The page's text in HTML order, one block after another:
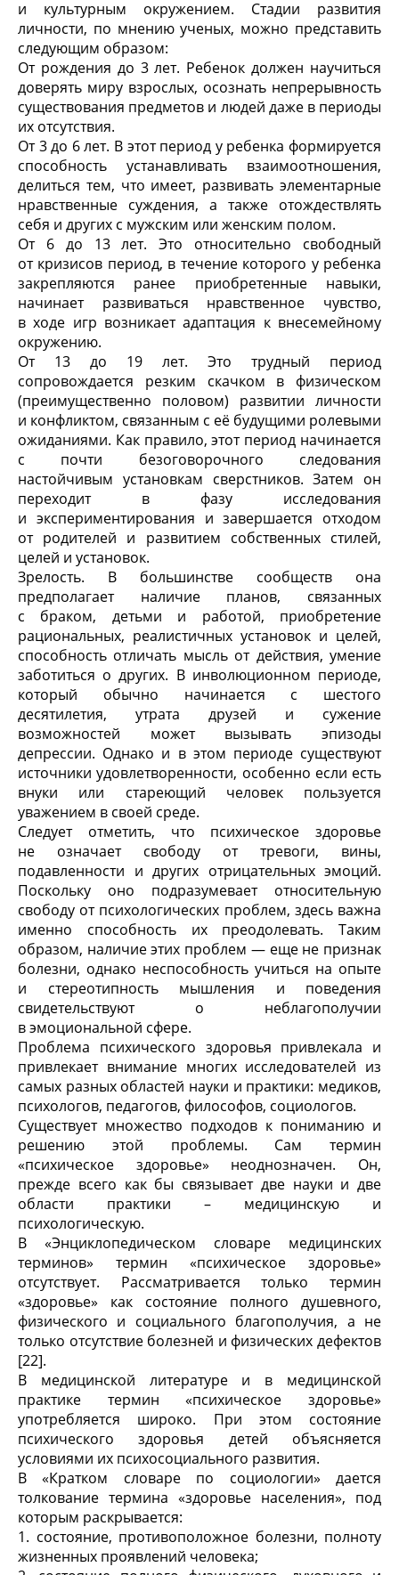
и культурным окружением. Стадии развития
личности, по мнению ученых, можно представить
следующим образом:
От рождения до 3 лет. Ребенок должен научиться
доверять миру взрослых, осознать непрерывность
существования предметов и людей даже в периоды
их отсутствия.
От 3 до 6 лет. В этот период у ребенка формируется
способность устанавливать взаимоотношения,
делиться тем, что имеет, развивать элементарные
нравственные суждения, а также отождествлять
себя и других с мужским или женским полом.
От 6 до 13 лет. Это относительно свободный
от кризисов период, в течение которого у ребенка
закрепляются ранее приобретенные навыки,
начинает развиваться нравственное чувство,
в ходе игр возникает адаптация к внесемейному
окружению.
От 13 до 19 лет. Это трудный период
сопровождается резким скачком в физическом
(преимущественно половом) развитии личности
и конфликтом, связанным с её будущими ролевыми
ожиданиями. Как правило, этот период начинается
с почти безоговорочного следования
настойчивым установкам сверстников. Затем он
переходит в фазу исследования
и экспериментирования и завершается отходом
от родителей и развитием собственных стилей,
целей и установок.
Зрелость. В большинстве сообществ она
предполагает наличие планов, связанных
с браком, детьми и работой, приобретение
рациональных, реалистичных установок и целей,
способность отличать мысль от действия, умение
заботиться о других. В инволюционном периоде,
который обычно начинается с шестого
десятилетия, утрата друзей и сужение
возможностей может вызывать эпизоды
депрессии. Однако и в этом периоде существуют
источники удовлетворенности, особенно если есть
внуки или стареющий человек пользуется
уважением в своей среде.
Следует отметить, что психическое здоровье
не означает свободу от тревоги, вины,
подавленности и других отрицательных эмоций.
Поскольку оно подразумевает относительную
свободу от психологических проблем, здесь важна
именно способность их преодолевать. Таким
образом, наличие этих проблем — еще не признак
болезни, однако неспособность учиться на опыте
и стереотипность мышления и поведения
свидетельствуют о неблагополучии
в эмоциональной сфере.
Проблема психического здоровья привлекала и
привлекает внимание многих исследователей из
самых разных областей науки и практики: медиков,
психологов, педагогов, философов, социологов.
Существует множество подходов к пониманию и
решению этой проблемы. Сам термин
«психическое здоровье» неоднозначен. Он,
прежде всего как бы связывает две науки и две
области практики – медицинскую и
психологическую.
В «Энциклопедическом словаре медицинских
терминов» термин «психическое здоровье»
отсутствует. Рассматривается только термин
«здоровье» как состояние полного душевного,
физического и социального благополучия, а не
только отсутствие болезней и физических дефектов
[22].
В медицинской литературе и в медицинской
практике термин «психическое здоровье»
употребляется широко. При этом состояние
психического здоровья детей объясняется
условиями их психосоциального развития.
В «Кратком словаре по социологии» дается
толкование термина «здоровье населения», под
которым раскрывается:
1. состояние, противоположное болезни, полноту
жизненных проявлений человека;